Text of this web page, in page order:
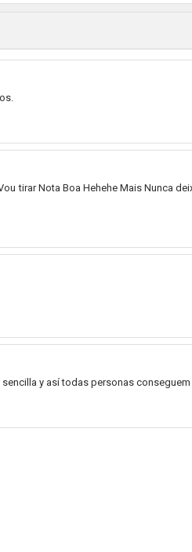
tirar Nota Boa Hehehe Mais Nunca
y así todas personas conseguem